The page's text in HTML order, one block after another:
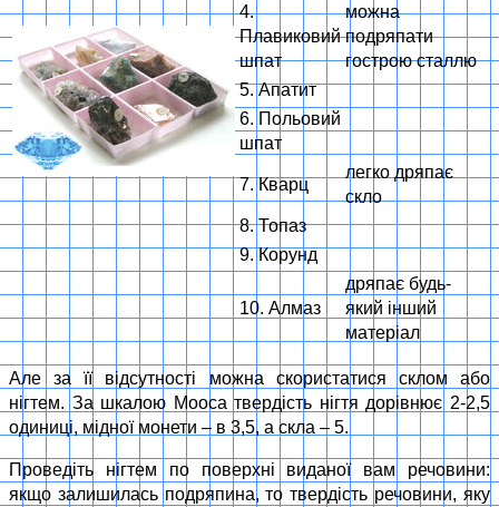
4.
Плавиковий
шпат
можна
подряпати
гострою сталлю
5. Апатит
6. Польовий
шпат
7. Кварц
легко дряпає
скло
8. Топаз
9. Корунд
10. Алмаз
дряпає будь-
який інший
матеріал
Але за її відсутності можна скористатися склом або
нігтем. За шкалою Мооса твердість нігтя дорівнює 2-2,5
одиниці, мідної монети – в 3,5, а скла – 5.
Проведіть нігтем по поверхні виданої вам речовини:
якщо залишилась подряпина, то твердість речовини, яку